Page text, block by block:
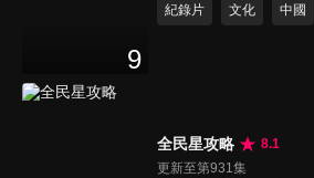
9
紀錄片
文化 中國
全民星攻略
8.1
更新至第931集